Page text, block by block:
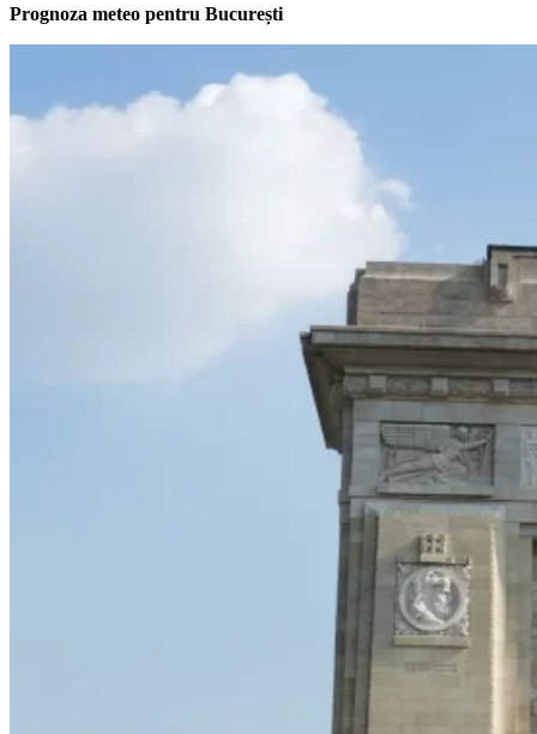
Prognoza meteo pentru București